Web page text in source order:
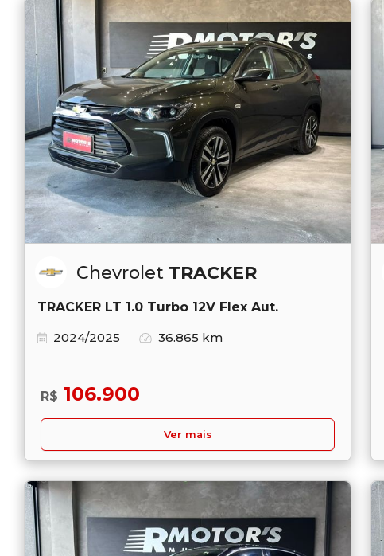
Chevrolet TRACKER
TRACKER LT 1.0 Turbo 12V Flex Aut.
2024/2025
36.865 km
R$ 106.900
Ver mais